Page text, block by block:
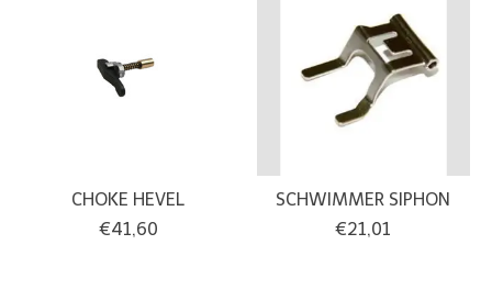
CHOKE HEVEL
€41,60
SCHWIMMER SIPHON
€21,01